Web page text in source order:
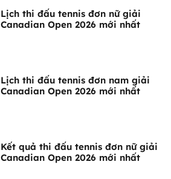
Lịch thi đấu tennis đơn nữ giải
Canadian Open 2026 mới nhất
Lịch thi đấu tennis đơn nam giải
Canadian Open 2026 mới nhất
Kết quả thi đấu tennis đơn nữ giải
Canadian Open 2026 mới nhất